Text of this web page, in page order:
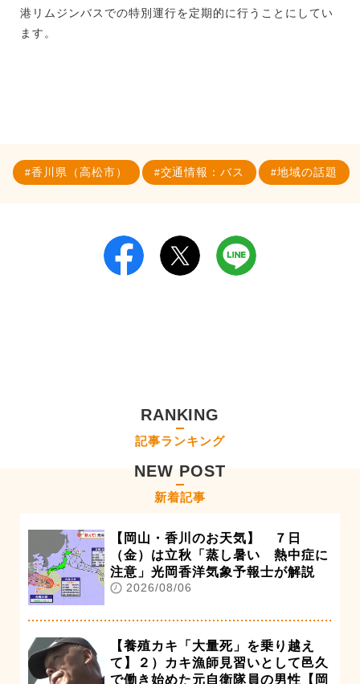
港リムジンバスでの特別運行を定期的に行うことにしてい
ます。
香川県（高松市） 交通情報：バス 地域の話題
RANKING
記事ランキング
NEW POST
新着記事
【岡山・香川のお天気】 ７日
（金）は立秋「蒸し暑い 熱中症に
注意」光岡香洋気象予報士が解説
2026/08/06
【養殖カキ「大量死」を乗り越え
て】２）カキ漁師見習いとして邑久
で働き始めた元自衛隊員の男性【岡